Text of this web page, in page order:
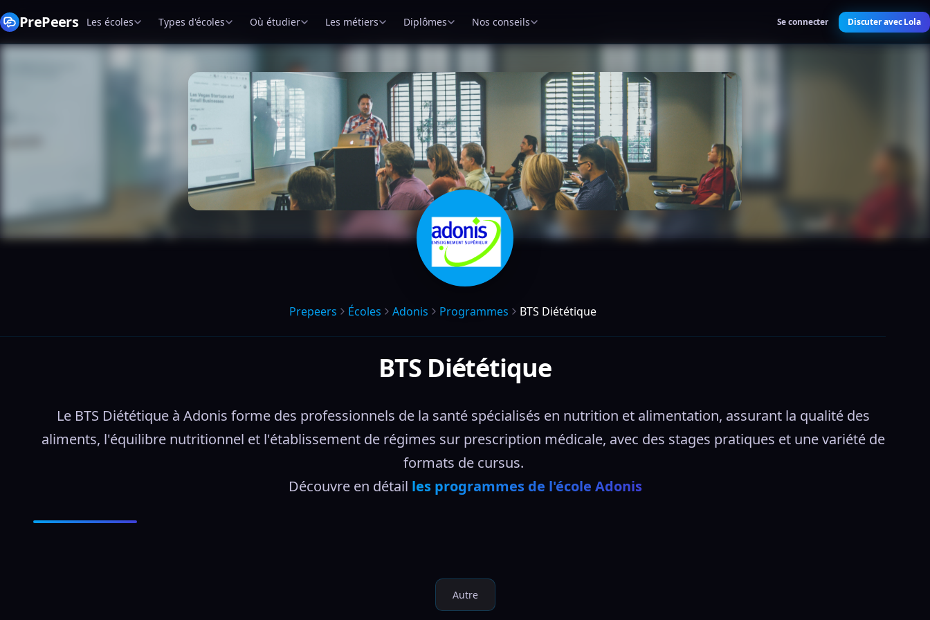
PrePeers Les écoles Types d'écoles Où étudier Les métiers Diplômes Nos conseils Se connecter Discuter avec Lola
Prepeers Écoles Adonis Programmes BTS Diététique
BTS Diététique
Le BTS Diététique à Adonis forme des professionnels de la santé spécialisés en nutrition et alimentation, assurant la qualité des
aliments, l'équilibre nutritionnel et l'établissement de régimes sur prescription médicale, avec des stages pratiques et une variété de
formats de cursus.
Découvre en détail les programmes de l'école Adonis
Autre